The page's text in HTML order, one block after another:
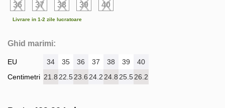
36 37 38 39 40
Livrare in 1-2 zile lucratoare
Ghid marimi:
EU
Centimetri
34 35 36 37 38 39
40
21.8 22.523.6 24.2 24.8 25.526.2